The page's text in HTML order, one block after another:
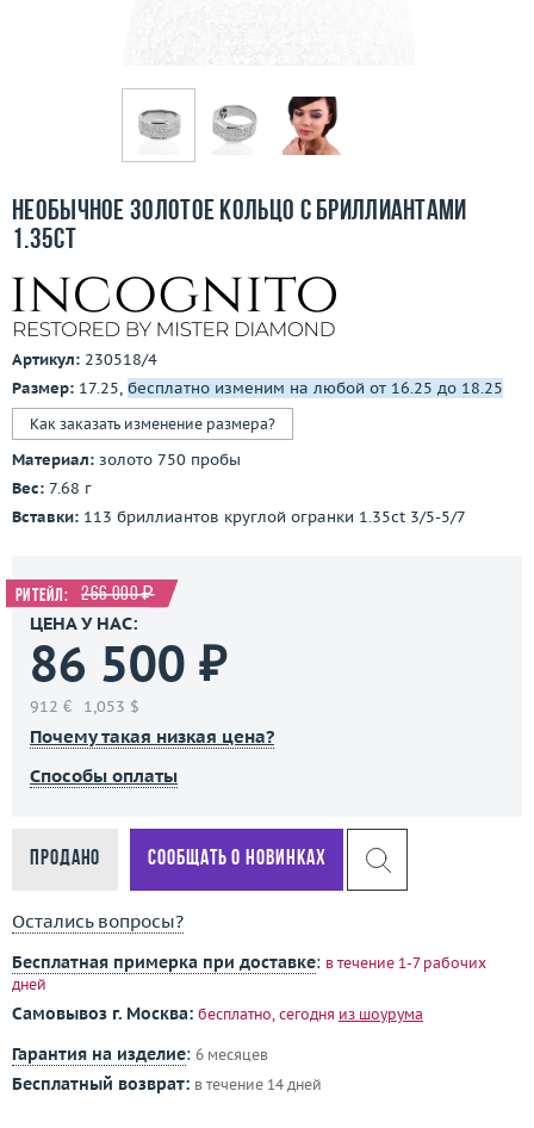
Покупка и оплата
Контакты
3D-тур по шоуруму
Необычное золотое кольцо с бриллиантами
1.35ct
Артикул: 230518/4
Размер: 17.25, бесплатно изменим на любой от 16.25 до 18.25
Как заказать изменение размера?
Материал: золото 750 пробы
Вес: 7.68 г
Вставки: 113 бриллиантов круглой огранки 1.35ct 3/5-5/7
Ритейл: 266 000 ₽
ЦЕНА У НАС:
86 500 ₽
912 € 1,053 $
Почему такая низкая цена?
Способы оплаты
Продано Сообщать о новинках
Остались вопросы?
Бесплатная примерка при доставке: в течение 1-7 рабочих
дней
Самовывоз г. Москва: бесплатно, сегодня из шоурума
Гарантия на изделие: 6 месяцев
Бесплатный возврат: в течение 14 дней